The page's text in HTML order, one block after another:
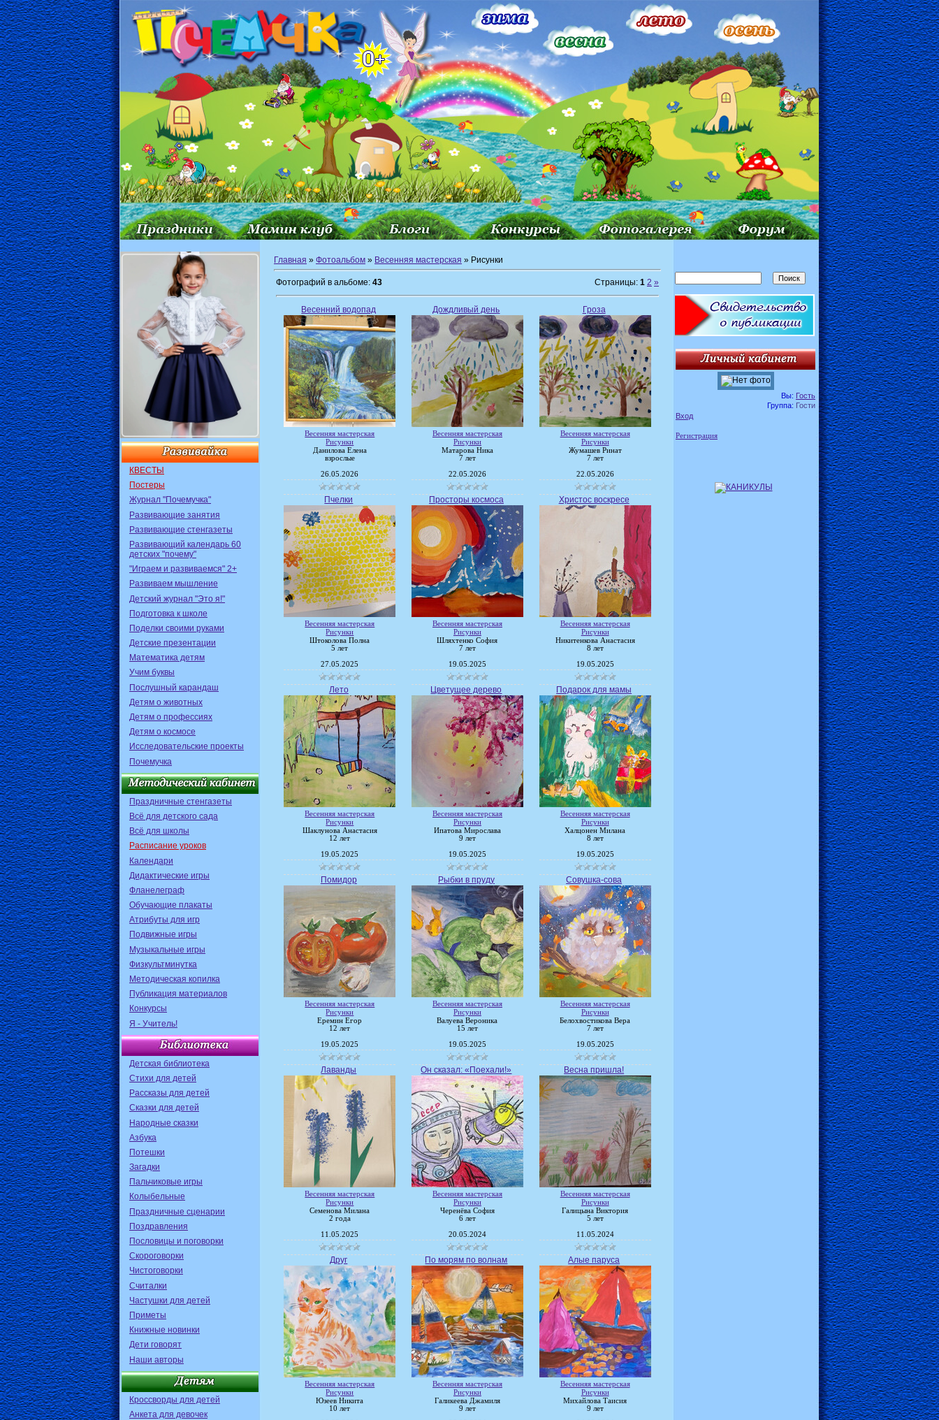
КВЕСТЫ
Постеры
Журнал "Почемучка"
Развивающие занятия
Развивающие стенгазеты
Развивающий календарь 60
детских "почему"
"Играем и развиваемся" 2+
Развиваем мышление
Детский журнал "Это я!"
Подготовка к школе
Поделки своими руками
Детские презентации
Математика детям
Учим буквы
Послушный карандаш
Детям о животных
Детям о профессиях
Детям о космосе
Исследовательские проекты
Почемучка
Праздничные стенгазеты
Всё для детского сада
Всё для школы
Расписание уроков
Календари
Дидактические игры
Фланелеграф
Обучающие плакаты
Атрибуты для игр
Подвижные игры
Музыкальные игры
Физкультминутка
Методическая копилка
Публикация материалов
Конкурсы
Я - Учитель!
Детская библиотека
Стихи для детей
Рассказы для детей
Сказки для детей
Народные сказки
Азбука
Потешки
Загадки
Пальчиковые игры
Колыбельные
Праздничные сценарии
Поздравления
Пословицы и поговорки
Скороговорки
Чистоговорки
Считалки
Частушки для детей
Приметы
Книжные новинки
Дети говорят
Наши авторы
Кроссворды для детей
Анкета для девочек
Главная » Фотоальбом » Весенняя мастерская » Рисунки
Фотографий в альбоме: 43 Страницы: 1 2 »
Весенний водопад
Весенняя мастерская
Рисунки
Данилова Елена
взрослые
26.05.2026
Дождливый день
Весенняя мастерская
Рисунки
Матарова Ника
7 лет
22.05.2026
Гроза
Весенняя мастерская
Рисунки
Жумашев Ринат
7 лет
22.05.2026
Пчелки
Весенняя мастерская
Рисунки
Штоколова Полна
5 лет
27.05.2025
Просторы космоса
Весенняя мастерская
Рисунки
Шляхтенко София
7 лет
19.05.2025
Христос воскресе
Весенняя мастерская
Рисунки
Никитенкова Анастасия
8 лет
19.05.2025
Лето
Весенняя мастерская
Рисунки
Шаклунова Анастасия
12 лет
19.05.2025
Цветущее дерево
Весенняя мастерская
Рисунки
Ипатова Мирослава
9 лет
19.05.2025
Подарок для мамы
Весенняя мастерская
Рисунки
Халцонен Милана
8 лет
19.05.2025
Помидор
Весенняя мастерская
Рисунки
Еремин Егор
12 лет
19.05.2025
Рыбки в пруду
Весенняя мастерская
Рисунки
Валуева Вероника
15 лет
19.05.2025
Совушка-сова
Весенняя мастерская
Рисунки
Белохвостикова Вера
7 лет
19.05.2025
Лаванды
Весенняя мастерская
Рисунки
Семенова Милана
2 года
11.05.2025
Он сказал: «Поехали!»
Весенняя мастерская
Рисунки
Черенёва София
6 лет
20.05.2024
Весна пришла!
Весенняя мастерская
Рисунки
Галицына Виктория
5 лет
11.05.2024
Друг
Весенняя мастерская
Рисунки
Юзеев Никита
10 лет
По морям по волнам
Весенняя мастерская
Рисунки
Галикеева Джамиля
9 лет
Алые паруса
Весенняя мастерская
Рисунки
Михайлова Таисия
9 лет
Вы: Гость
Группа: Гости
Вход
Регистрация